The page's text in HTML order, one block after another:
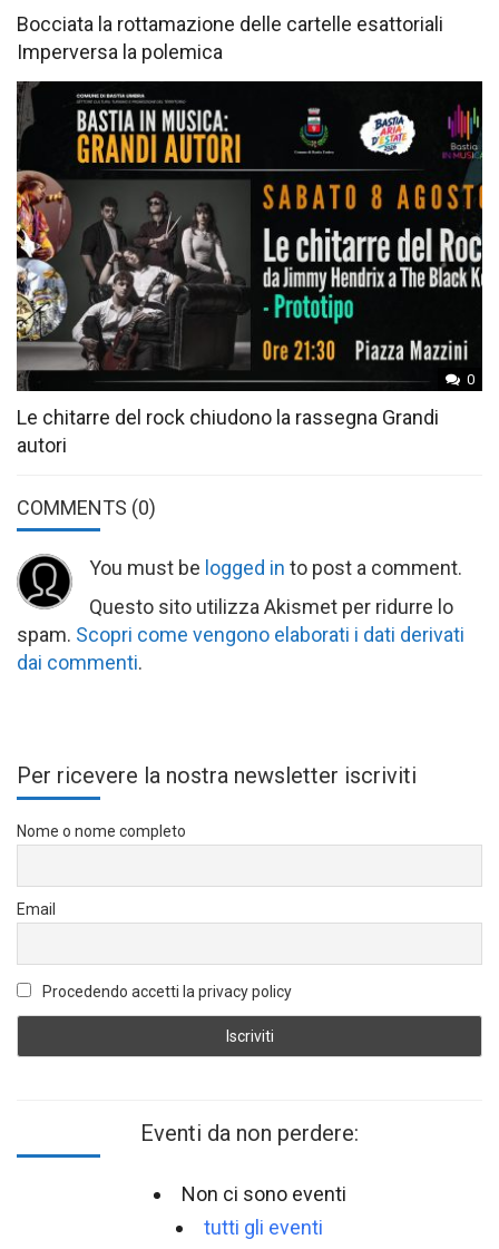
Bocciata la rottamazione delle cartelle esattoriali
Imperversa la polemica
0
Le chitarre del rock chiudono la rassegna Grandi
autori
COMMENTS (0)
You must be logged in to post a comment.
Questo sito utilizza Akismet per ridurre lo
spam. Scopri come vengono elaborati i dati derivati
dai commenti.
Per ricevere la nostra newsletter iscriviti
Nome o nome completo
Email
Procedendo accetti la privacy policy
Eventi da non perdere:
Non ci sono eventi
tutti gli eventi